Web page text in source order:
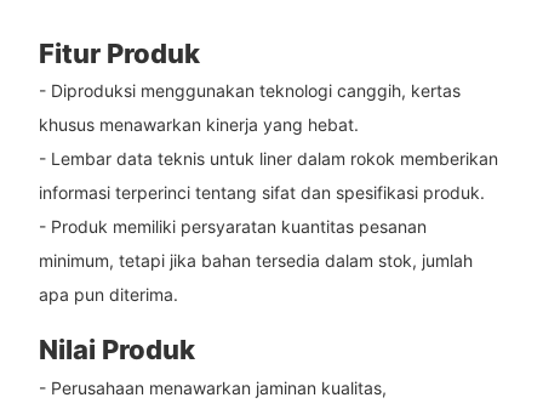
Fitur Produk
- Diproduksi menggunakan teknologi canggih, kertas
khusus menawarkan kinerja yang hebat.
- Lembar data teknis untuk liner dalam rokok memberikan
informasi terperinci tentang sifat dan spesifikasi produk.
- Produk memiliki persyaratan kuantitas pesanan
minimum, tetapi jika bahan tersedia dalam stok, jumlah
apa pun diterima.
Nilai Produk
- Perusahaan menawarkan jaminan kualitas,